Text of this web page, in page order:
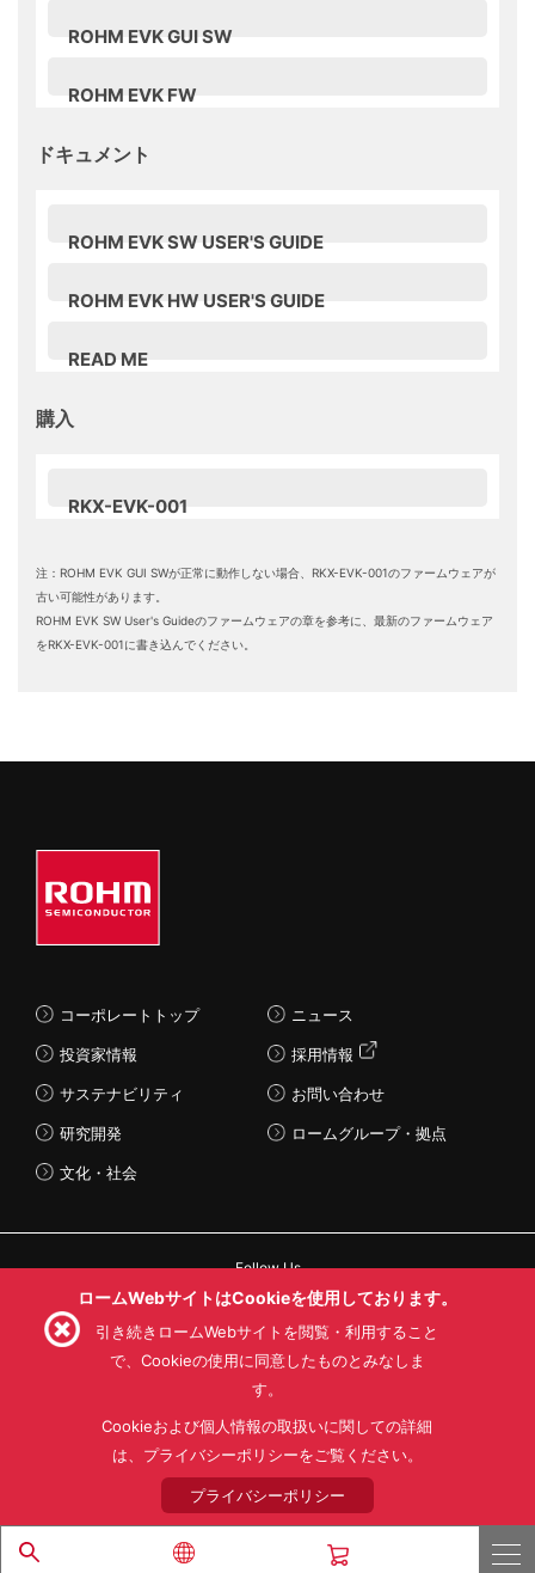
ROHM EVK GUI SW
ROHM EVK FW
ドキュメント
ROHM EVK SW USER'S GUIDE
ROHM EVK HW USER'S GUIDE
READ ME
購入
RKX-EVK-001
注：ROHM EVK GUI SWが正常に動作しない場合、RKX-EVK-001のファームウェアが
古い可能性があります。
ROHM EVK SW User's Guideのファームウェアの章を参考に、最新のファームウェア
をRKX-EVK-001に書き込んでください。
コーポレートトップ
投資家情報
サステナビリティ
研究開発
文化・社会
ニュース
採用情報
お問い合わせ
ロームグループ・拠点
Follow Us
利用目的
プライバシーポリシー
サイトマップ
ローム製品の販売に関する標準契約条件書(PDF)
© 1997 - 2026 ROHM CO., LTD. ALL RIGHTS RESERVED.
ロームWebサイトはCookieを使用しております。
引き続きロームWebサイトを閲覧・利用すること
で、Cookieの使用に同意したものとみなしま
す。
Cookieおよび個人情報の取扱いに関しての詳細
は、プライバシーポリシーをご覧ください。
プライバシーポリシー